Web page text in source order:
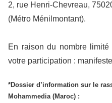
2, rue Henri-Chevreau,
(Métro Ménilmontant).
En raison du nombre
votre participation :
*Dossier d’information sur le
Mohammedia (Maroc) :